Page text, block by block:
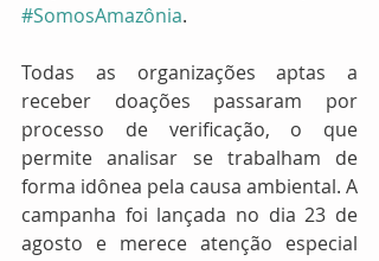
#SomosAmazônia.
Todas as organizações aptas a
receber doações passaram por
processo de verificação, o que
permite analisar se trabalham de
forma idônea pela causa ambiental. A
campanha foi lançada no dia 23 de
agosto e merece atenção especial